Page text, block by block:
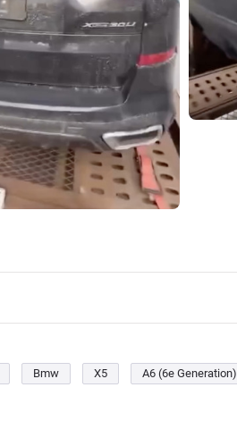
Bmw X5 A6 (6e Generation)